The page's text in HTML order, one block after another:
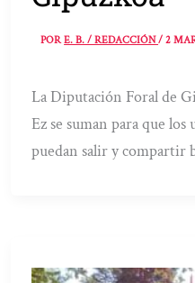
PORE. B. / REDACCIÓN/2
La Diputación Foral de
Ez se suman para que
puedan salir y compartir